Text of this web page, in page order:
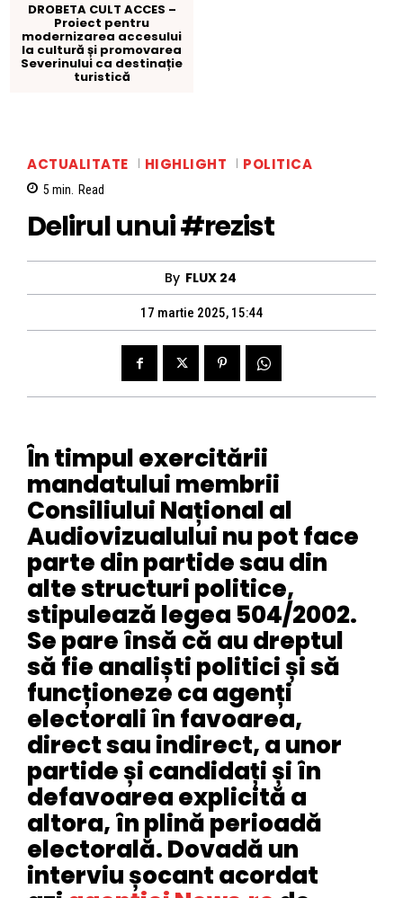
DROBETA CULT ACCES –
Proiect pentru
modernizarea accesului
la cultură și promovarea
Severinului ca destinație
turistică